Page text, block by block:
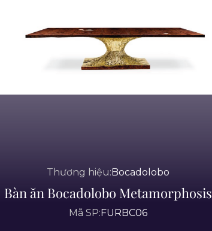
Thương hiệu: Bocadolobo
Bàn ăn Bocadolobo Metamorphosis
Mã SP: FURBC06